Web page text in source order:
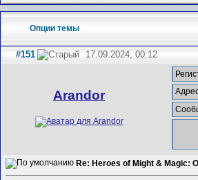
Опции темы
#151 17.09.2024, 00:12
Arandor
Re: Heroes of Might & Magic: